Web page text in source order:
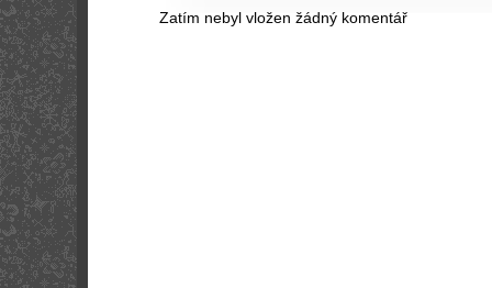
Zatím nebyl vložen žádný komentář